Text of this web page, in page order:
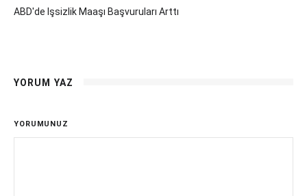
ABD'de Işsizlik Maaşı Başvuruları Arttı
YORUM YAZ
YORUMUNUZ